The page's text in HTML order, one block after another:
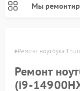
Мы
Ремонт ноутбука
Ремонт
(i9-